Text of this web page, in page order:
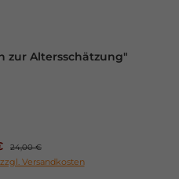
zur Altersschätzung"
Regulärer Preis:
24,00 €
Versandkosten